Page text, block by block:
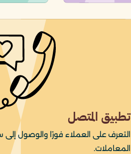
تطبيق المتصل
التعرف على العملاء فورًا والوصول
المعاملات.